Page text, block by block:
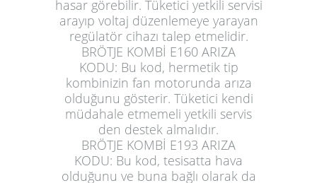
hasar görebilir. Tüketici yetkili servisi
arayıp voltaj düzenlemeye yarayan
regülatör cihazı talep etmelidir.
BRÖTJE KOMBİ E160 ARIZA
KODU: Bu kod, hermetik tip
kombinizin fan motorunda arıza
olduğunu gösterir. Tüketici kendi
müdahale etmemeli yetkili servis
den destek almalıdır.
BRÖTJE KOMBİ E193 ARIZA
KODU: Bu kod, tesisatta hava
olduğunu ve buna bağlı olarak da